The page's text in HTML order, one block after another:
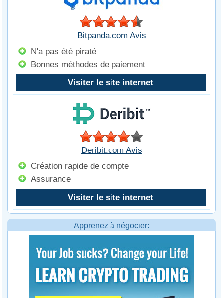
Bitpanda.com Avis
N'a pas été piraté
Bonnes méthodes de paiement
Visiter le site internet
Deribit.com Avis
Création rapide de compte
Assurance
Visiter le site internet
Apprenez à négocier: